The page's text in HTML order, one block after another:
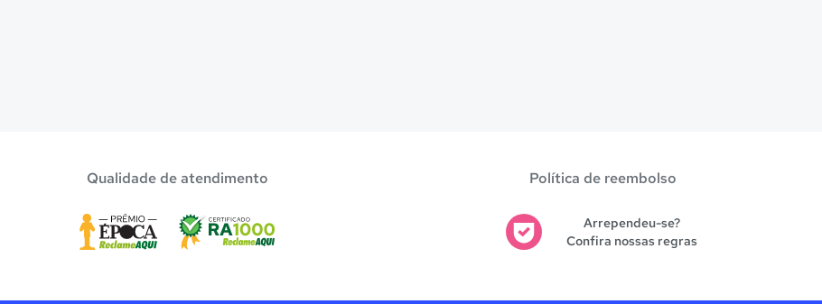
Qualidade de atendimento Política de reembolso
Arrependeu-se?
Confira nossas regras